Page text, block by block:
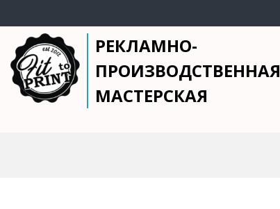
РЕКЛАМНО-
ПРОИЗВОДСТВЕННАЯ
МАСТЕРСКАЯ